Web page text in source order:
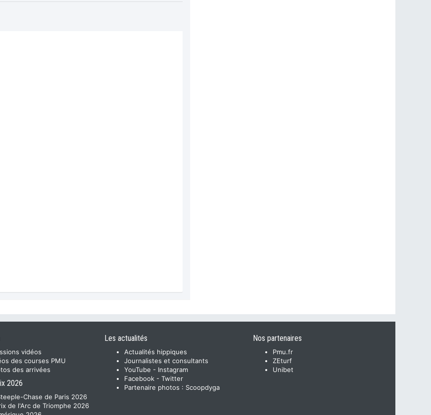
vidéos
des courses PMU
des arrivées
2026
Chase de Paris 2026
de l'Arc de Triomphe 2026
Les actualités
Actualités hippiques
Journalistes et consultants
YouTube - Instagram
Facebook - Twitter
Partenaire photos : Scoopdyga
Nos partenaires
Pmu.fr
ZEturf
Unibet